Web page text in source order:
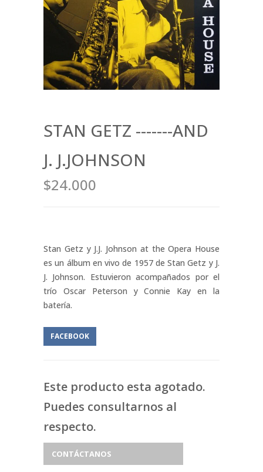
STAN GETZ -------AND
J. J.JOHNSON
$24.000
Stan Getz y J.J. Johnson at the Opera House
es un álbum en vivo de 1957 de Stan Getz y J.
J. Johnson. Estuvieron acompañados por el
trío Oscar Peterson y Connie Kay en la
batería.
FACEBOOK
Este producto esta agotado.
Puedes consultarnos al
respecto.
CONTÁCTANOS